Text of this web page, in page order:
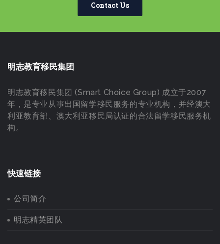
Contact Us
明志教育移民集团
明志教育移民集团 (Smart Choice Group) 成立于2007
年，是专业从事出国留学移民服务的专业机构，并经澳大
利亚教育部、澳大利亚移民局认证的合法留学移民服务机
构。
快速链接
公司简介
明志精英团队